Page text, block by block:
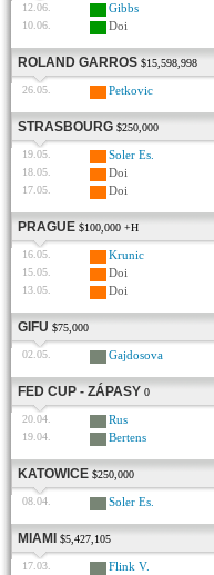
12.06. Gibbs
10.06. Doi
ROLAND GARROS $15,598,998
26.05. Petkovic
STRASBOURG $250,000
19.05. Soler Es.
18.05. Doi
17.05. Doi
PRAGUE $100,000 +H
16.05. Krunic
15.05. Doi
13.05. Doi
GIFU $75,000
02.05. Gajdosova
FED CUP - ZÁPASY 0
20.04. Rus
19.04. Bertens
KATOWICE $250,000
08.04. Soler Es.
MIAMI $5,427,105
17.03. Flink V.